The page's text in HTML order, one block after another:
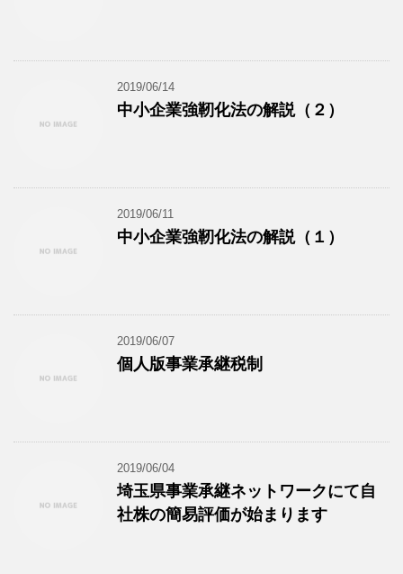
2019/06/14
中小企業強靭化法の解説（２）
2019/06/11
中小企業強靭化法の解説（１）
2019/06/07
個人版事業承継税制
2019/06/04
埼玉県事業承継ネットワークにて自
社株の簡易評価が始まります